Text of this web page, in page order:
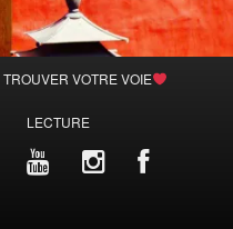
TROUVER VOTRE VOIE
LECTURE